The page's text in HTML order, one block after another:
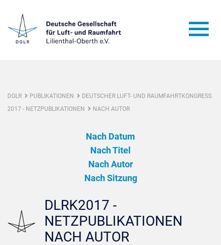
DGLR PUBLIKATIONEN
DEUTSCHER LUFT- UND RAUMFAHRTKONGRESS
2017 - NETZPUBLIKATIONEN
NACH AUTOR
Nach Datum
Nach Titel
Nach Autor
Nach Sitzung
DLRK2017 -
NETZPUBLIKATIONEN
NACH AUTOR